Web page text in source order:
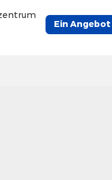
Ein Angebot